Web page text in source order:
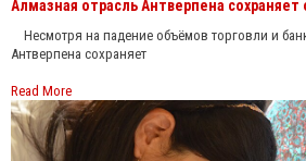
Алмазная отрасль Антверпена
Несмотря на падение объёмов торговли и
Антверпена сохраняет
Read More